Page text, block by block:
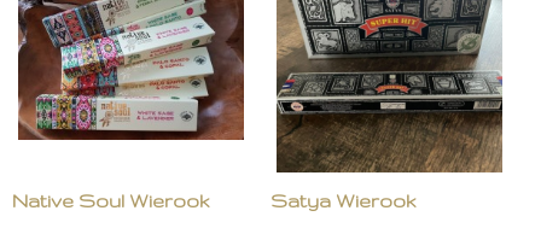
Native Soul Wierook Satya Wierook